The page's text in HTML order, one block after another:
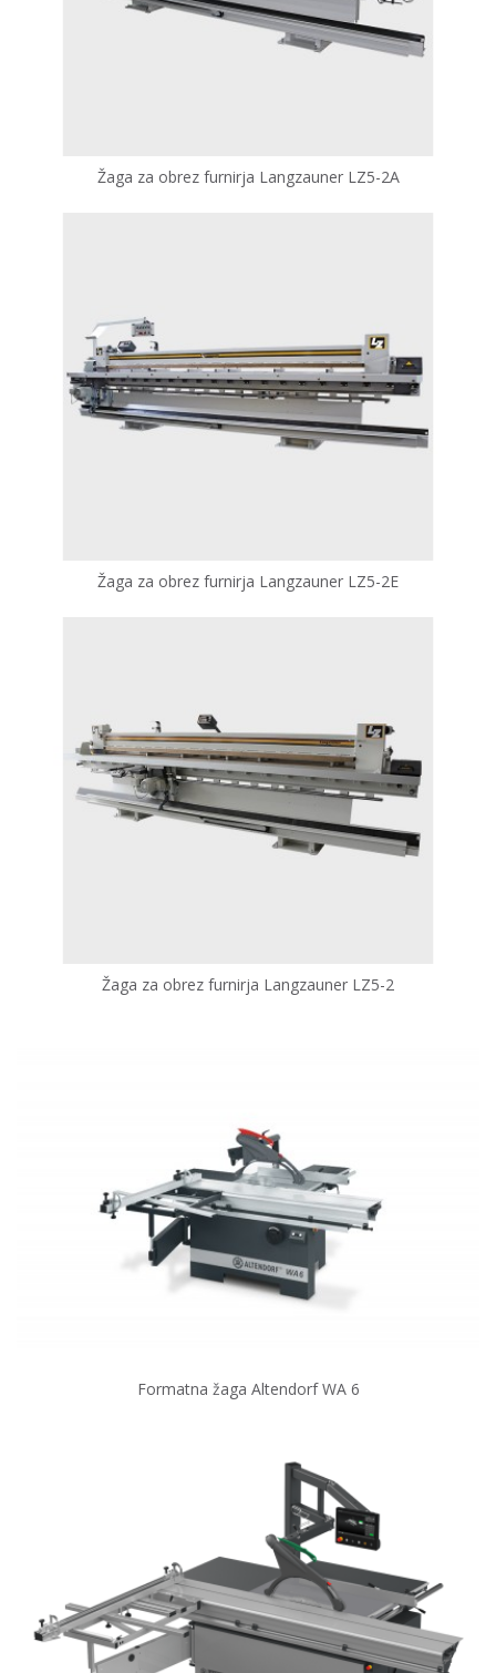
Žaga za obrez furnirja Langzauner LZ5-2A
Žaga za obrez furnirja Langzauner LZ5-2E
Žaga za obrez furnirja Langzauner LZ5-2
Formatna žaga Altendorf WA 6